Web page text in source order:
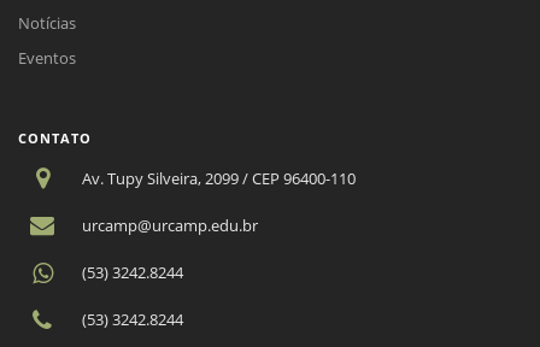
Notícias
Eventos
CONTATO
Av. Tupy Silveira, 2099 / CEP 96400-110
urcamp@urcamp.edu.br
(53) 3242.8244
(53) 3242.8244